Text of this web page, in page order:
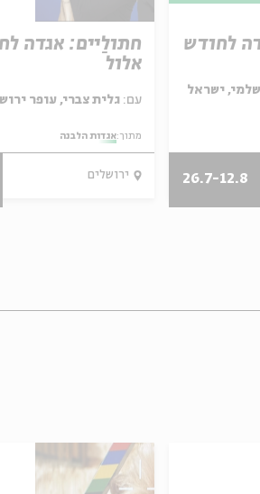
לחודש
ישראל
26.7-12.8
חתולַיים: אגדה
אלול
עם:
מתוך:אגדות הלבנה
ירושלים